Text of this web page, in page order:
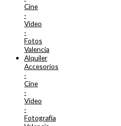
Cine
·
Vídeo
·
Fotos
Valencia
Alquiler
Accesorios
·
Cine
·
Vídeo
·
Fotografía